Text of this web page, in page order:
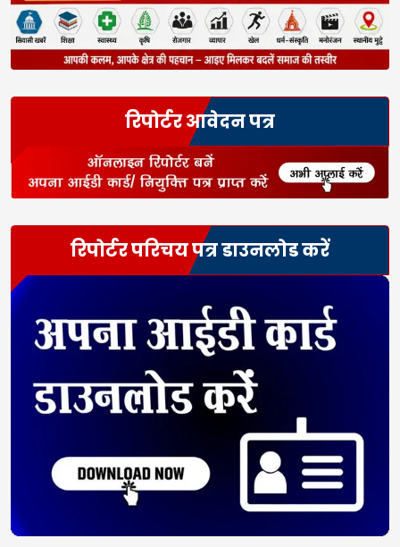
रिपोर्टर आवेदन पत्र
रिपोर्टर परिचय पत्र डाउनलोड करें